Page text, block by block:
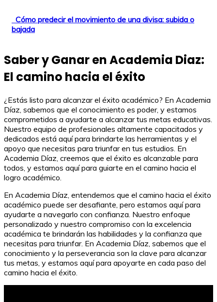
Cómo predecir el movimiento de una divisa: subida o
bajada
Saber y Ganar en Academia Diaz:
El camino hacia el éxito
¿Estás listo para alcanzar el éxito académico? En Academia
Díaz, sabemos que el conocimiento es poder, y estamos
comprometidos a ayudarte a alcanzar tus metas educativas.
Nuestro equipo de profesionales altamente capacitados y
dedicados está aquí para brindarte las herramientas y el
apoyo que necesitas para triunfar en tus estudios. En
Academia Díaz, creemos que el éxito es alcanzable para
todos, y estamos aquí para guiarte en el camino hacia el
logro académico.
En Academia Díaz, entendemos que el camino hacia el éxito
académico puede ser desafiante, pero estamos aquí para
ayudarte a navegarlo con confianza. Nuestro enfoque
personalizado y nuestro compromiso con la excelencia
académica te brindarán las habilidades y la confianza que
necesitas para triunfar. En Academia Díaz, sabemos que el
conocimiento y la perseverancia son la clave para alcanzar
tus metas, y estamos aquí para apoyarte en cada paso del
camino hacia el éxito.